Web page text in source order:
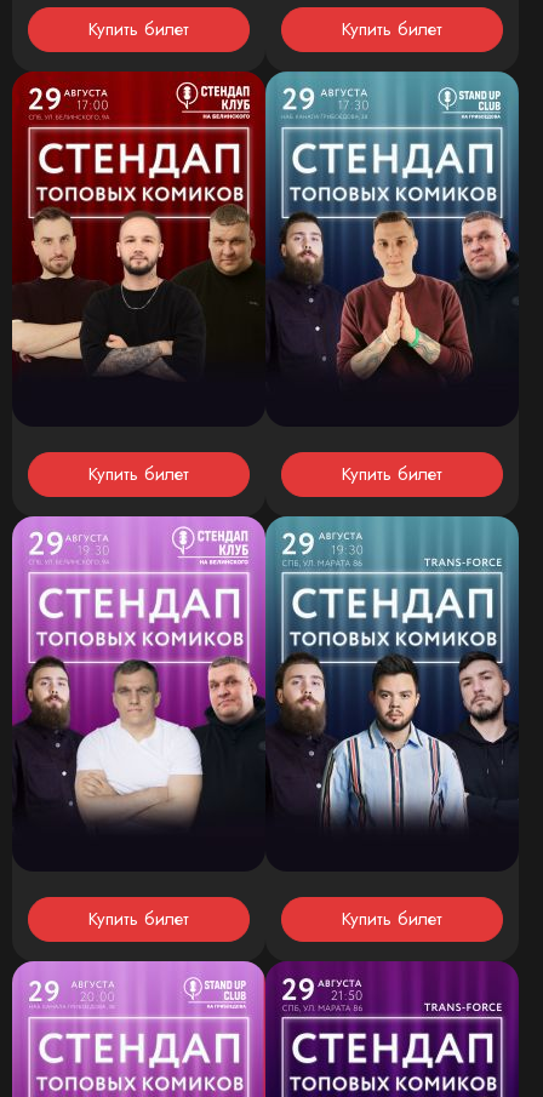
Купить билет Купить билет
Купить билет Купить билет
Купить билет Купить билет